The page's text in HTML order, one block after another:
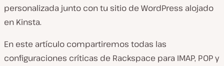
personalizada junto con tu sitio de WordPress alojado
en Kinsta.
En este artículo compartiremos todas las
configuraciones críticas de Rackspace para IMAP, POP y